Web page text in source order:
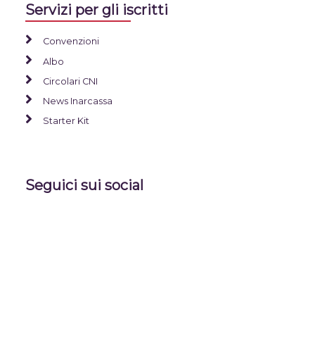
Servizi per gli iscritti
Convenzioni
Albo
Circolari CNI
News Inarcassa
Starter Kit
Seguici sui social